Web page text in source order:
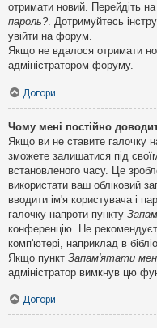
отримати новий. Перейдіть на
пароль?. Дотримуйтесь
увійти на форум.
Якщо не вдалося отримати
адміністратором форуму.
Догори
Чому мені постійно
Якщо ви не ставите галочку
зможете залишатися під
встановленого часу. Це
використати ваш обліковий
вводити ім'я користувача і
галочку напроти пункту
конференцію. Не
комп'ютері, наприклад в
Якщо пункт Запам'ятати
адміністратор вимкнув цю
Догори